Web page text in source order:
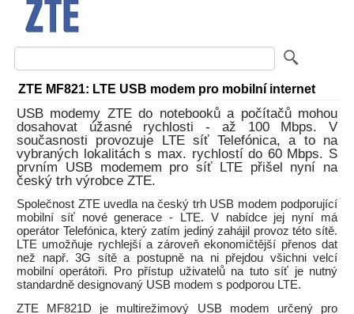
ZTE MF821: LTE USB modem pro mobilní internet
USB modemy ZTE do notebooků a počítačů mohou
dosahovat úžasné rychlosti - až 100 Mbps. V
současnosti provozuje LTE síť Telefónica, a to na
vybraných lokalitách s max. rychlostí do 60 Mbps. S
prvním USB modemem pro síť LTE přišel nyní na
český trh výrobce ZTE.
Společnost ZTE uvedla na český trh USB modem podporující
mobilní síť nové generace - LTE. V nabídce jej nyní má
operátor Telefónica, který zatím jediný zahájil provoz této sítě.
LTE umožňuje rychlejší a zároveň ekonomičtější přenos dat
než např. 3G sítě a postupně na ni přejdou všichni velcí
mobilní operátoři. Pro přístup uživatelů na tuto síť je nutný
standardně designovaný USB modem s podporou LTE.
ZTE MF821D je multirežimový USB modem určený pro